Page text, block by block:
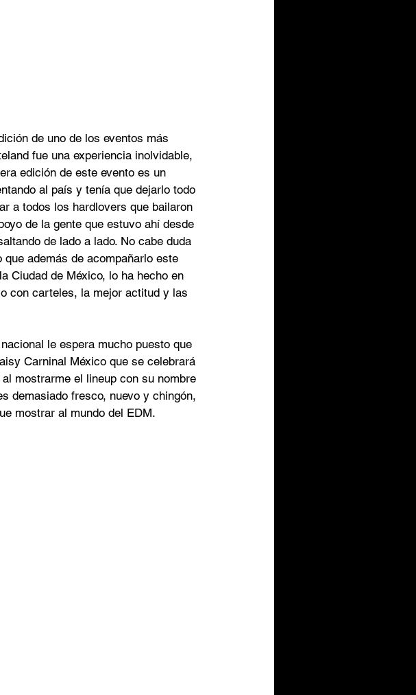
de uno de los eventos más
fue una experiencia inolvidable,
edición de este evento es un
al país y tenía que dejarlo todo
a todos los hardlovers que bailaron
de la gente que estuvo ahí desde
de lado a lado. No cabe duda
además de acompañarlo este
Ciudad de México, lo ha hecho en
con carteles, la mejor actitud y las
le espera mucho puesto que
Carninal México que se celebrará
mostrarme el lineup con su nombre
demasiado fresco, nuevo y chingón,
mostrar al mundo del EDM.